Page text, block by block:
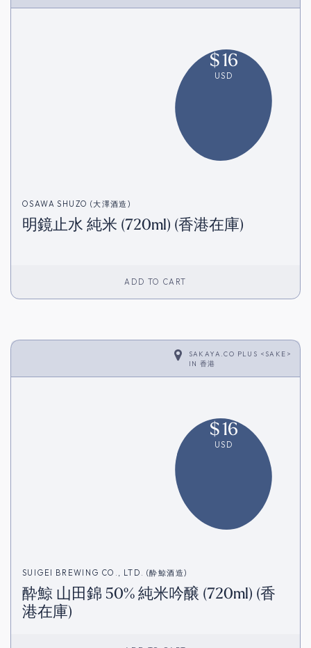
$16
USD
OSAWA SHUZO (大澤酒造)
明鏡止水 純米 (720ml) (香港在庫)
ADD TO CART
SAKAYA.CO PLUS <SAKE>
IN 香港
$16
USD
SUIGEI BREWING CO., LTD. (酔鯨酒造)
酔鯨 山田錦 50% 純米吟醸 (720ml) (香
港在庫)